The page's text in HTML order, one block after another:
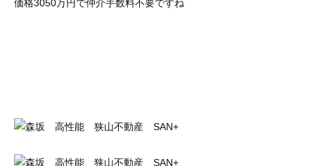
価格3050万円で仲介手数料不要ですね